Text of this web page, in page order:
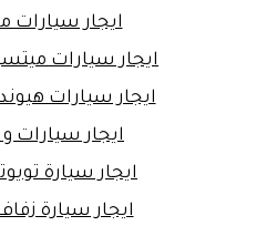
ايجار سيارات
ايجار سيارات
ايجار سيارات
ايجار سيارات
ايجار سيارة
ايجار سيارة